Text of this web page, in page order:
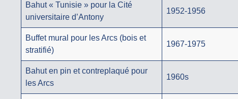
Bahut « Tunisie » pour la Cité
universitaire d’Antony
1952-1956
Buffet mural pour les Arcs (bois et
stratifié)
1967-1975
Bahut en pin et contreplaqué pour
les Arcs
1960s